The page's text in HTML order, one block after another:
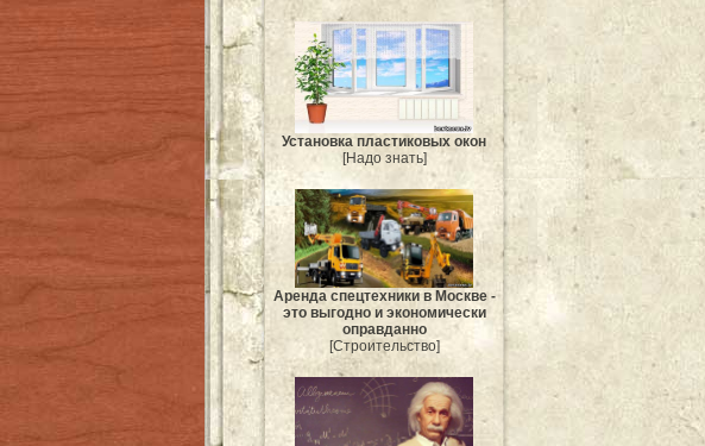
Установка пластиковых окон
[Надо знать]
Аренда спецтехники в Москве -
это выгодно и экономически
оправданно
[Строительство]